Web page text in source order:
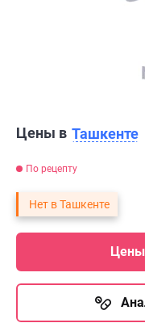
Цены в Ташкенте
По рецепту
Нет в Ташкенте
Цены